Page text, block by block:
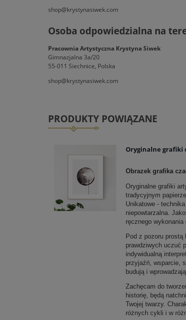
shop@krystynasiwek.com
Osoba odpowiedzialna na
Pracownia Artystyczna Krystyna Siwek
Gimnazjalna 3a/20
55-011 Siechnice, Polska
shop@krystynasiwek.com
PRODUKTY POWIĄZANE
Oryginalne grafiki
Obrazek grafika
Oryginalne grafiki
tradycyjnym
Unikatowe -
niepowtarzalna.
ręcznego wykonania
Pod z pozoru prostą
prawdziwych uczuć
indywidualną
przyjaźń, wsparcie,
budują i
Zachęcam do
historię, będą
Twojej twarzy.
różnych cykli i w